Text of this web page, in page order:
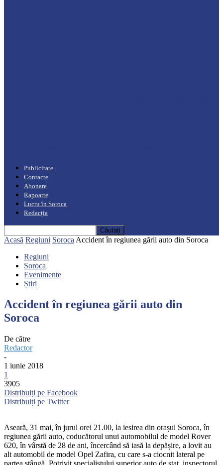
Publicitate
Contacte
Abonare
Rapoarte
Lucru în Soroca
Redacția
Acasă Regiuni Soroca Accident în regiunea gării auto din Soroca
Regiuni
Soroca
Evenimente
Știri
Accident în regiunea gării auto din
Soroca
De către
Redactor
-
1 iunie 2018
1
3905
Distribuiți pe Facebook
Distribuiți pe Twitter
Aseară, 31 mai, în jurul orei 21.00, la iesirea din orașul Soroca, în
regiunea gării auto, coducătorul unui automobilul de model Rover
620, în vârstă de 28 de ani, încercând să iasă la depășire, a lovit au
alt automobil de model Opel Zafira, cu care s-a ciocnit lateral pe